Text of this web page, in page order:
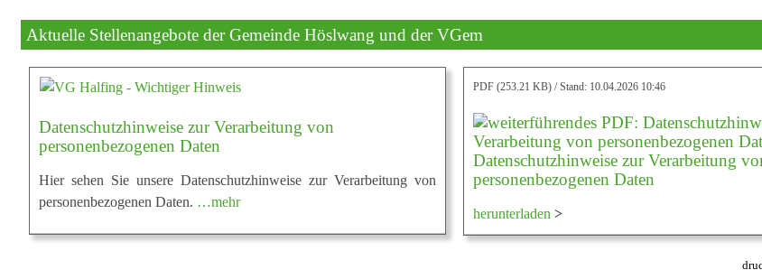
Aktuelle Stellenangebote der Gemeinde Höslwang und der VGem
Datenschutzhinweise zur Verarbeitung von
personenbezogenen Daten
Hier sehen Sie unsere Datenschutzhinweise zur Verarbeitung von
personenbezogenen Daten. …mehr
PDF (253.21 KB) Stand: 10.04.2026 10:46
Datenschutzhinweise zur Verarbeitung
personenbezogenen Daten
herunterladen >